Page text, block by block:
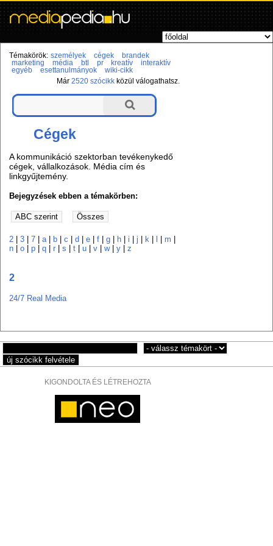
Témakörök: személyek cégek
brandek
marketing
média btl pr kreatív
interaktív
egyéb
esettanulmányok
wiki-cikk
Már2520 szócikk közül válogathatsz.
Cégek
A kommunikáció szektorban tevékenykedő
cégek, vállalkozások. Média cím és
linkgyűjtemény.
Bejegyzések ebben a témakörben:
2 |3 |7 |a| b |c |d |e |f |g h |i |j k |m
n |o |p |q |r |s |t |u |v |w|y |z
2
24/7 Real Media
KIGONDOLTA ÉS LÉTREHOZTA